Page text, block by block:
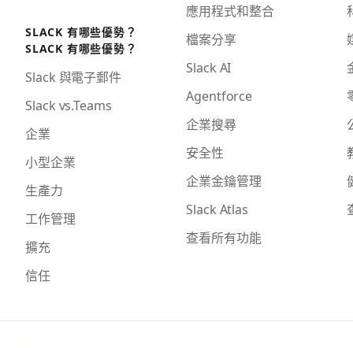
SLACK 有哪些優勢？
SLACK 有哪些優勢？
Slack 與電子郵件
Slack vs.Teams
企業
小型企業
生產力
工作管理
擴充
信任
應用程式和整合
檔案分享
Slack AI
Agentforce
企業搜尋
安全性
企業金鑰管理
Slack Atlas
查看所有功能